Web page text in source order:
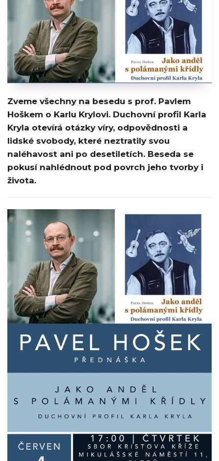
Zveme všechny na besedu s prof. Pavlem
Hoškem o Karlu Krylovi. Duchovní profil Karla
Kryla otevírá otázky víry, odpovědnosti a
lidské svobody, které neztratily svou
naléhavost ani po desetiletích. Beseda se
pokusí nahlédnout pod povrch jeho tvorby i
života.